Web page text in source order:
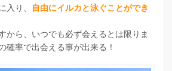
入り、
自由にイルカと泳ぐことができ
から、いつでも必ず会えるとは限りま
確率で出会える事が出来る！